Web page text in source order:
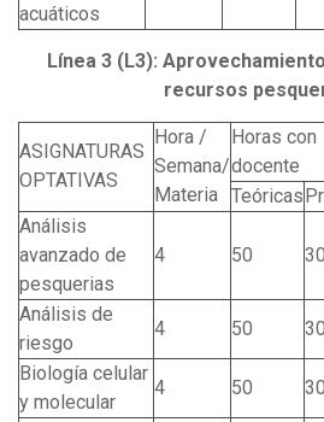
acuáticos
Línea 3 (L3):
recursos
ASIGNATURAS
OPTATIVAS
Hora /
Semana/
Materia
Horas con
docente
Teóricas
Análisis
avanzado de
pesquerias
4 50 30
Análisis de
riesgo
4 50 30
Biología celular
y molecular
4 50 30